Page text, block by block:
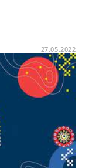
27.05.2022